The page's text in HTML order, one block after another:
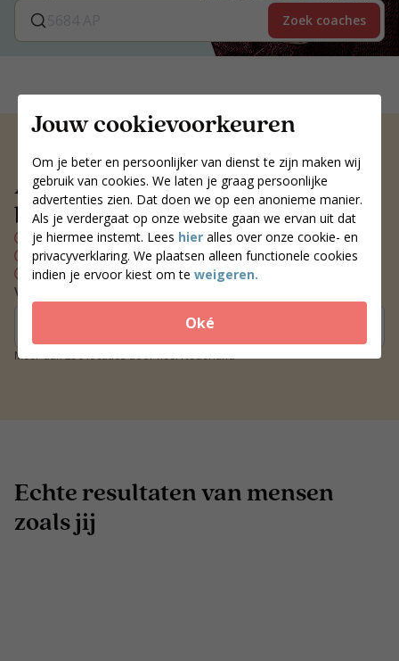
Jouw cookievoorkeuren
Om je beter en persoonlijker van dienst te zijn maken wij
gebruik van cookies. We laten je graag persoonlijke
advertenties zien. Dat doen we op een anonieme manier.
Als je verdergaat op onze website gaan we ervan uit dat
je hiermee instemt. Lees hier alles over onze cookie- en
privacyverklaring. We plaatsen alleen functionele cookies
indien je ervoor kiest om te weigeren.
Oké
Zoek coaches
Altijd een voedingscoach
bij jou in de buurt
Persoonlijk voedingsplan
Wekelijks contact met je coach
Blijvend resultaat
Vind een coach bij jou in de buurt
Meer dan 250 locaties door heel Nederland
Echte resultaten van mensen
zoals jij